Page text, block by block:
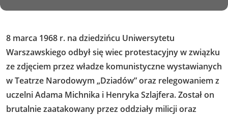
8 marca 1968 r. na dziedzińcu Uniwersytetu
Warszawskiego odbył się wiec protestacyjny w związku
ze zdjęciem przez władze komunistyczne wystawianych
w Teatrze Narodowym „Dziadów” oraz relegowaniem z
uczelni Adama Michnika i Henryka Szlajfera. Został on
brutalnie zaatakowany przez oddziały milicji oraz